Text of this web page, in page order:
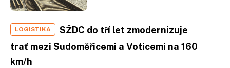
LOGISTIKA
SŽDC do tří let zmodernizuje
trať mezi Sudoměřicemi a Voticemi na 160
km/h